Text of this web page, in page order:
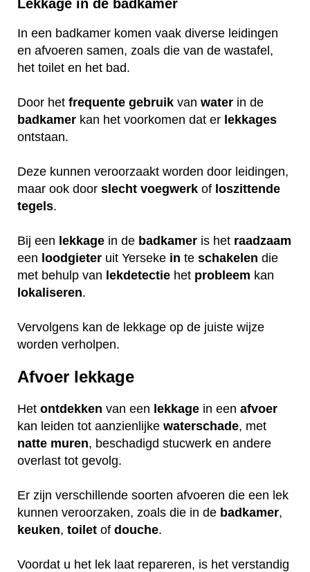
Lekkage in de badkamer
In een badkamer komen vaak diverse leidingen
en afvoeren samen, zoals die van de wastafel,
het toilet en het bad.
Door het frequente gebruik van water in de
badkamer kan het voorkomen dat er lekkages
ontstaan.
Deze kunnen veroorzaakt worden door leidingen,
maar ook door slecht voegwerk of loszittende
tegels.
Bij een lekkage in de badkamer is het raadzaam
een loodgieter uit Yerseke in te schakelen die
met behulp van lekdetectie het probleem kan
lokaliseren.
Vervolgens kan de lekkage op de juiste wijze
worden verholpen.
Afvoer lekkage
Het ontdekken van een lekkage in een afvoer
kan leiden tot aanzienlijke waterschade, met
natte muren, beschadigd stucwerk en andere
overlast tot gevolg.
Er zijn verschillende soorten afvoeren die een lek
kunnen veroorzaken, zoals die in de badkamer,
keuken, toilet of douche.
Voordat u het lek laat repareren, is het verstandig